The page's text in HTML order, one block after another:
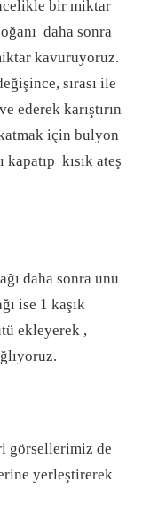
bir miktar
daha sonra
kavuruyoruz.
sırası ile
ederek karıştırın
için bulyon
kısık ateş
daha sonra unu
ise 1 kaşık
ekleyerek ,
görsellerimiz de
yerleştirerek